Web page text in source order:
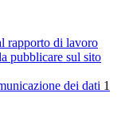
rapporto di lavoro
pubblicare sul sito
dei dati 1